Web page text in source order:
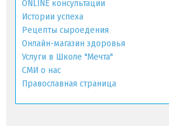
ONLINE консультации
Истории успеха
Рецепты сыроедения
Онлайн-магазин здоровья
Услуги в Школе "Мечта"
СМИ о нас
Православная страница